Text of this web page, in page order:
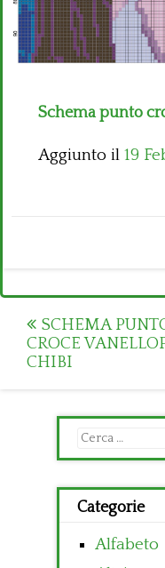
Schema punto
Aggiunto il 19
Post
navigation
SCHEMA
CROCE
CHIBI
Ricerca
per:
Categorie
Alfabeto